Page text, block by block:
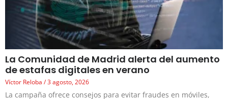
La Comunidad de Madrid alerta del aumento
de estafas digitales en verano
Víctor Reloba 3 agosto, 2026
La campaña ofrece consejos para evitar fraudes en móviles,